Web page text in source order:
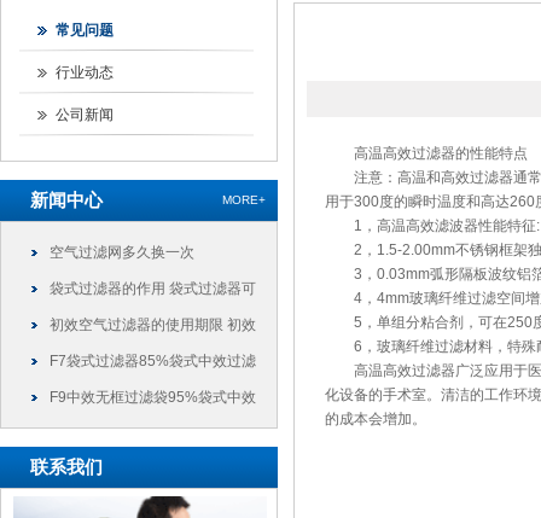
常见问题
行业动态
公司新闻
新闻中心 MORE+
空气过滤网多久换一次
袋式过滤器的作用 袋式过滤器可
以干什么
初效空气过滤器的使用期限 初效
过滤器可以使用多久
F7袋式过滤器85%袋式中效过滤
袋
F9中效无框过滤袋95%袋式中效
过滤袋
联系我们
高温高效过滤器的性能特点
注意：高温和高效过滤器通常
用于300度的瞬时温度和高达
1，高温高效滤波器性能特征:
2，1.5-2.00mm不锈钢框架独
3，0.03mm弧形隔板波纹铝箔
4，4mm玻璃纤维过滤空间增
5，单组分粘合剂，可在250度
6，玻璃纤维过滤材料，特殊
高温高效过滤器广泛应用于医
化设备的手术室。清洁的工作环
的成本会增加。